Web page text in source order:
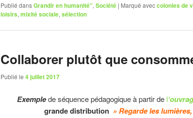
Publié dansGrandir en humanité", Société | Marqué aveccolonies de
loisirs, mixité sociale, sélection
Collaborer plutôt que
Publié le 4 juillet 2017
Exemplede séquence pédagogique à partir de l
grande distribution » Regarde les